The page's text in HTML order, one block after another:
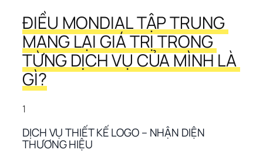
ĐIỀU MONDIAL TẬP TRUNG
MANG LẠI GIÁ TRỊ TRONG
TỪNG DỊCH VỤ CỦA MÌNH LÀ
GÌ?
1
DỊCH VỤ THIẾT KẾ LOGO – NHẬN DIỆN
THƯƠNG HIỆU